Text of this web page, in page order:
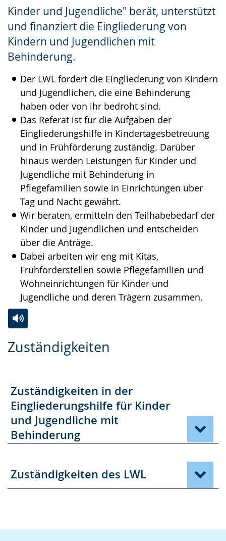
Kinder und Jugendliche" berät, unterstützt
und finanziert die Eingliederung von
Kindern und Jugendlichen mit
Behinderung.
Der LWL fördert die Eingliederung von Kindern
und Jugendlichen, die eine Behinderung
haben oder von ihr bedroht sind.
Das Referat ist für die Aufgaben der
Eingliederungshilfe in Kindertagesbetreuung
und in Frühförderung zuständig. Darüber
hinaus werden Leistungen für Kinder und
Jugendliche mit Behinderung in
Pflegefamilien sowie in Einrichtungen über
Tag und Nacht gewährt.
Wir beraten, ermitteln den Teilhabebedarf der
Kinder und Jugendlichen und entscheiden
über die Anträge.
Dabei arbeiten wir eng mit Kitas,
Frühförderstellen sowie Pflegefamilien und
Wohneinrichtungen für Kinder und
Jugendliche und deren Trägern zusammen.
Gebärdensprache
wird
angezeigt.
Zuständigkeiten
Leichten
Audio-
Video
Gebärdensprache
wird
angezeigt.
Zuständigkeiten in der
Eingliederungshilfe für Kinder
und Jugendliche mit
Behinderung
Zuständigkeiten des LWL